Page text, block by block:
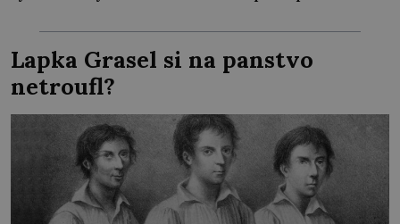
jim potvrdí také to, že na něj během výslechů
nikdo nevyvíjel fyzický ani psychický nátlak.
Syn brněnského řezníka chce být knězem a
[…]
Lapka Grasel si na panstvo
netroufl?